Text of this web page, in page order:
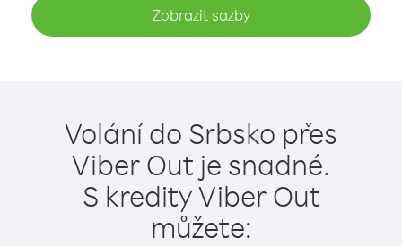
Zobrazit sazby
Volání do Srbsko přes
Viber Out je snadné.
S kredity Viber Out
můžete: